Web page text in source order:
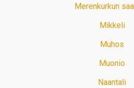
Merenkurkun
Mikkeli
Muhos
Muonio
Naantali